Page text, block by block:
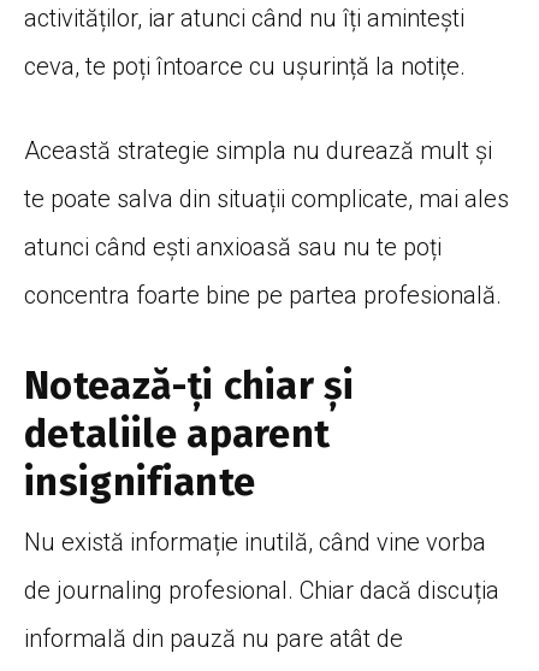
activităților, iar atunci când nu îți amintești
ceva, te poți întoarce cu ușurință la notițe.
Această strategie simpla nu durează mult și
te poate salva din situații complicate, mai ales
atunci când ești anxioasă sau nu te poți
concentra foarte bine pe partea profesională.
Notează-ți chiar și
detaliile aparent
insignifiante
Nu există informație inutilă, când vine vorba
de journaling profesional. Chiar dacă discuția
informală din pauză nu pare atât de